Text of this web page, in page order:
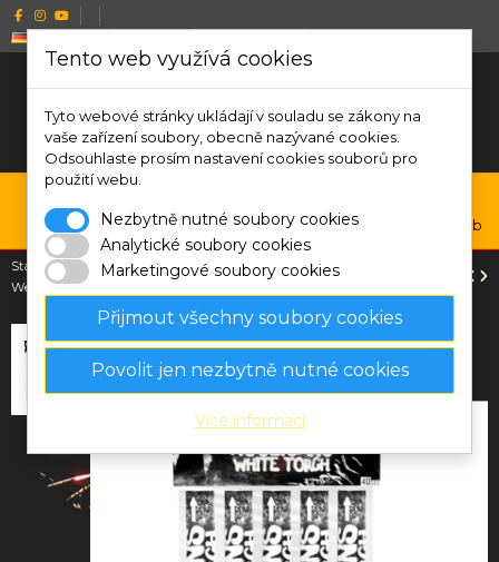
Menu Suche Anmelden Warenkorb
Startseite Bengal-Leuchtbasis, Spinnen
Hoologans Kerze (Fackel)
Weiß
Tento web využívá cookies
Tyto webové stránky ukládají v souladu se zákony na
vaše zařízení soubory, obecně nazývané cookies.
Odsouhlaste prosím nastavení cookies souborů pro
použití webu.
Nezbytně nutné soubory cookies
Analytické soubory cookies
Marketingové soubory cookies
Přijmout všechny soubory cookies
Povolit jen nezbytně nutné cookies
Více informací